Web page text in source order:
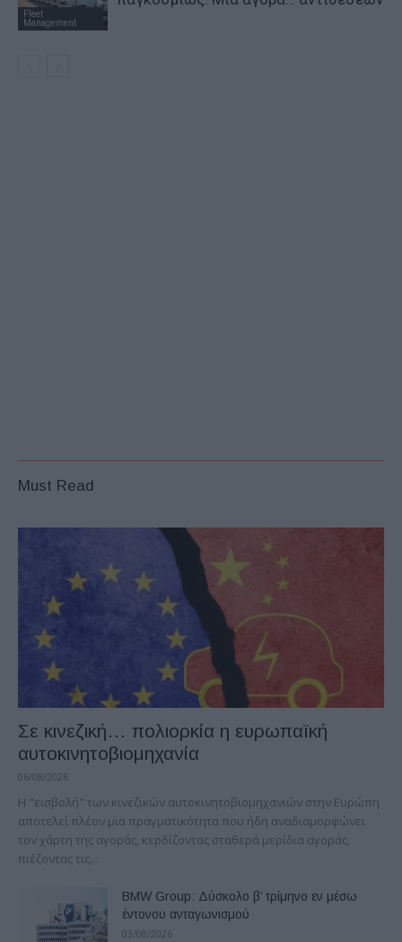
Fleet
Management
Must Read
Σε κινεζική… πολιορκία η ευρωπαϊκή
αυτοκινητοβιομηχανία
06/08/2026
Η "εισβολή" των κινεζικών αυτοκινητοβιομηχανιών στην Ευρώπη
αποτελεί πλέον μια πραγματικότητα που ήδη αναδιαμορφώνει
τον χάρτη της αγοράς, κερδίζοντας σταθερά μερίδια αγοράς,
πιέζοντας τις...
BMW Group: Δύσκολο β’ τρίμηνο εν μέσω
έντονου ανταγωνισμού
03/08/2026